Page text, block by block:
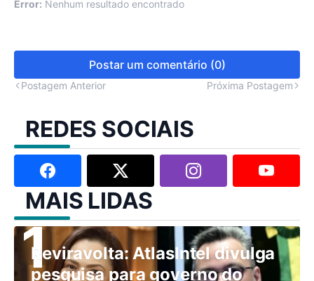
Error: Nenhum resultado encontrado
Postar um comentário (0)
Postagem Anterior Próxima Postagem
REDES SOCIAIS
MAIS LIDAS
Reviravolta: AtlasIntel divulga
pesquisa para governo do